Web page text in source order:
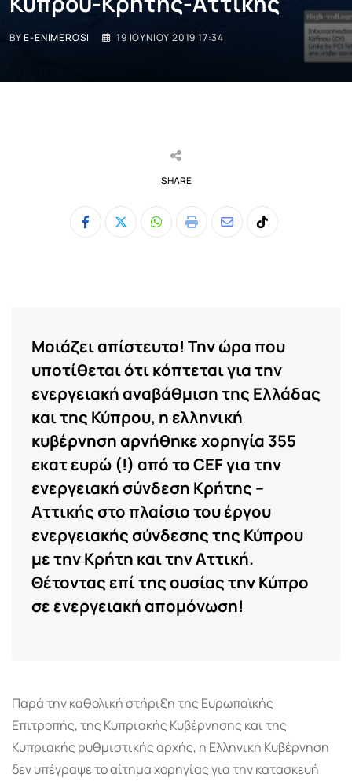
BYE-ENIMEROSI 19 ΙΟΥΝΊΟΥ 2019 17:34
SHARE
Whatsapp
Print
ShareTiktok
Μοιάζει απίστευτο! Την ώρα που
υποτίθεται ότι κόπτεται για την
ενεργειακή αναβάθμιση της Ελλάδας
και της Κύπρου, η ελληνική
κυβέρνηση αρνήθηκε χορηγία 355
εκατ ευρώ (!) από το CEF για την
ενεργειακή σύνδεση Κρήτης –
Αττικής στο πλαίσιο του έργου
ενεργειακής σύνδεσης της Κύπρου
με την Κρήτη και την Αττική.
Θέτοντας επί της ουσίας την Κύπρο
σε ενεργειακή απομόνωση!
Παρά την καθολική στήριξη της Ευρωπαϊκής
Επιτροπής, της Κυπριακής Κυβέρνησης και της
Κυπριακής ρυθμιστικής αρχής, η Ελληνική Κυβέρνηση
δεν υπέγραψε το αίτημα χορηγίας για την κατασκευή